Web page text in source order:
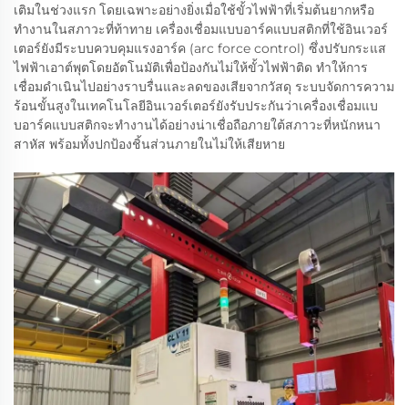
เติมในช่วงแรก โดยเฉพาะอย่างยิ่งเมื่อใช้ขั้วไฟฟ้าที่เริ่มต้นยากหรือ
ทำงานในสภาวะที่ท้าทาย เครื่องเชื่อมแบบอาร์คแบบสติกที่ใช้อินเวอร์
เตอร์ยังมีระบบควบคุมแรงอาร์ค (arc force control) ซึ่งปรับกระแส
ไฟฟ้าเอาต์พุตโดยอัตโนมัติเพื่อป้องกันไม่ให้ขั้วไฟฟ้าติด ทำให้การ
เชื่อมดำเนินไปอย่างราบรื่นและลดของเสียจากวัสดุ ระบบจัดการความ
ร้อนขั้นสูงในเทคโนโลยีอินเวอร์เตอร์ยังรับประกันว่าเครื่องเชื่อมแบ
บอาร์คแบบสติกจะทำงานได้อย่างน่าเชื่อถือภายใต้สภาวะที่หนักหนา
สาหัส พร้อมทั้งปกป้องชิ้นส่วนภายในไม่ให้เสียหาย